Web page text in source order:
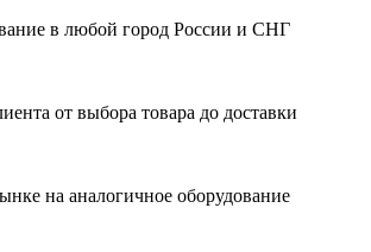
в любой город России и СНГ
от выбора товара до доставки
на аналогичное оборудование